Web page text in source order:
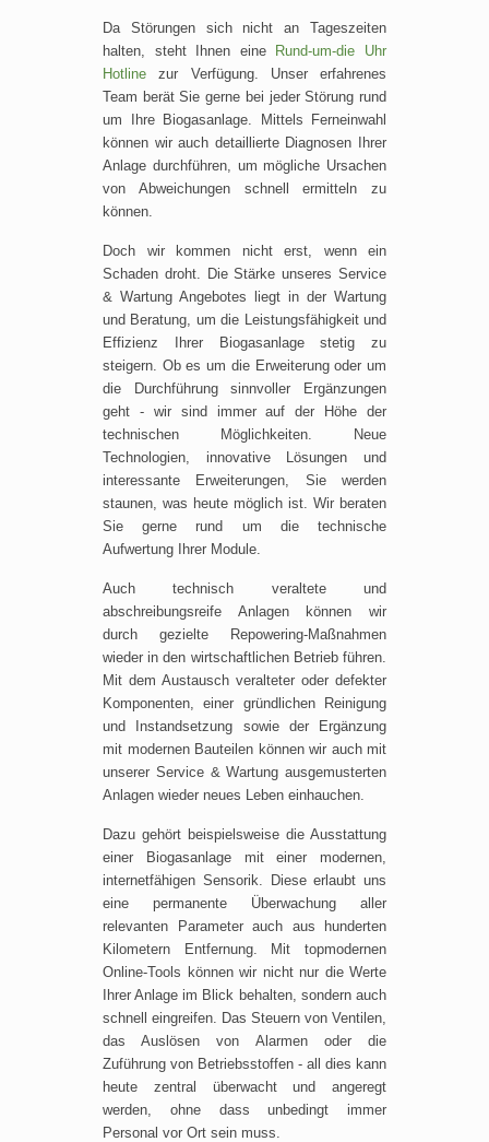
Da Störungen sich nicht an Tageszeiten
halten, steht Ihnen eine Rund-um-die Uhr
Hotline zur Verfügung. Unser erfahrenes
Team berät Sie gerne bei jeder Störung rund
um Ihre Biogasanlage. Mittels Ferneinwahl
können wir auch detaillierte Diagnosen Ihrer
Anlage durchführen, um mögliche Ursachen
von Abweichungen schnell ermitteln zu
können.
Doch wir kommen nicht erst, wenn ein
Schaden droht. Die Stärke unseres Service
& Wartung Angebotes liegt in der Wartung
und Beratung, um die Leistungsfähigkeit und
Effizienz Ihrer Biogasanlage stetig zu
steigern. Ob es um die Erweiterung oder um
die Durchführung sinnvoller Ergänzungen
geht - wir sind immer auf der Höhe der
technischen Möglichkeiten. Neue
Technologien, innovative Lösungen und
interessante Erweiterungen, Sie werden
staunen, was heute möglich ist. Wir beraten
Sie gerne rund um die technische
Aufwertung Ihrer Module.
Auch technisch veraltete und
abschreibungsreife Anlagen können wir
durch gezielte Repowering-Maßnahmen
wieder in den wirtschaftlichen Betrieb führen.
Mit dem Austausch veralteter oder defekter
Komponenten, einer gründlichen Reinigung
und Instandsetzung sowie der Ergänzung
mit modernen Bauteilen können wir auch mit
unserer Service & Wartung ausgemusterten
Anlagen wieder neues Leben einhauchen.
Dazu gehört beispielsweise die Ausstattung
einer Biogasanlage mit einer modernen,
internetfähigen Sensorik. Diese erlaubt uns
eine permanente Überwachung aller
relevanten Parameter auch aus hunderten
Kilometern Entfernung. Mit topmodernen
Online-Tools können wir nicht nur die Werte
Ihrer Anlage im Blick behalten, sondern auch
schnell eingreifen. Das Steuern von Ventilen,
das Auslösen von Alarmen oder die
Zuführung von Betriebsstoffen - all dies kann
heute zentral überwacht und angeregt
werden, ohne dass unbedingt immer
Personal vor Ort sein muss.